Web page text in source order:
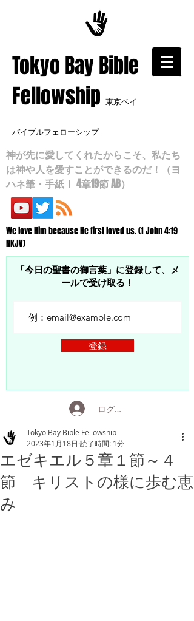
​Tokyo Bay Bible
Fellowship 東京ベイ
バイブルフェローシップ
神が先に愛してくれたからこそ、私たち
は神や人を愛すことができるのだ！（ヨ
ハネ筆・手紙Ⅰ 4章19節 AB）
We love Him because He first loved us. (1 John 4:19
NKJV)
「今日の聖書の御言葉」に登録して、メ
ールで受け取る！
登録
ログイン
エゼキエル５章１節～４
節 キリストの様に歩む恵
み
Tokyo Bay Bible Fellowship
2023年1月18日 読了時間: 1分